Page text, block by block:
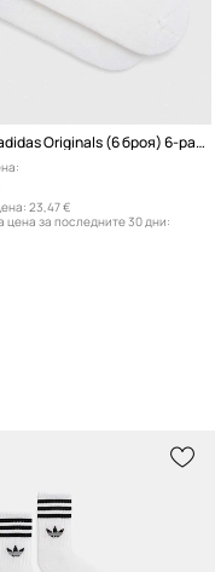
Чорапи adidas Originals (6 броя) 6-pack
23,47 €
цена за последните 30 дни: